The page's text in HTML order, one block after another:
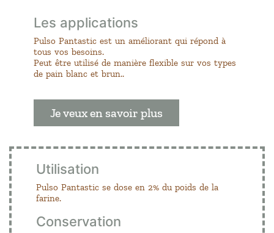
Les applications
Pulso Pantastic est un améliorant qui répond à
tous vos besoins.
Peut être utilisé de manière flexible sur vos types
de pain blanc et brun..
Je veux en savoir plus
Utilisation
Pulso Pantastic se dose en 2% du poids de la
farine.
Conservation